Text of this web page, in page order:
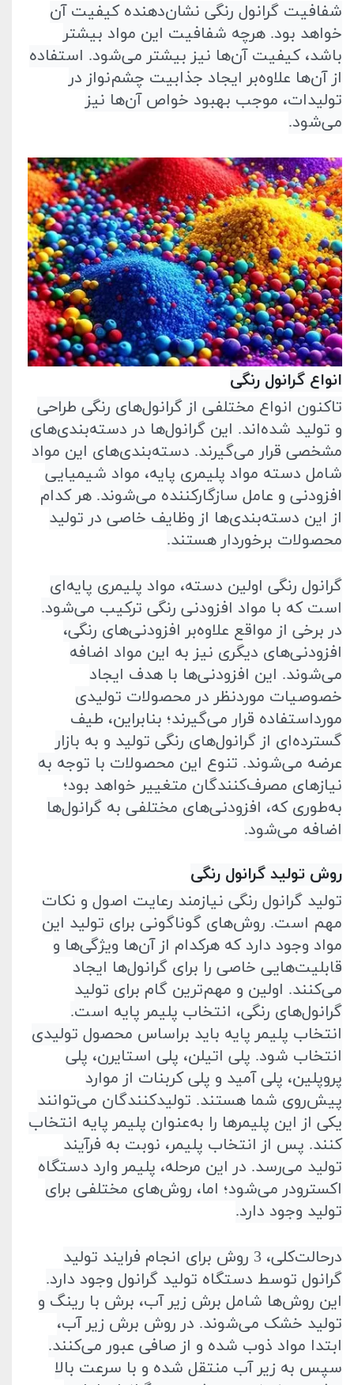
شفافیت گرانول رنگی نشان‌دهنده کیفیت آن
خواهد بود. هر‌چه شفافیت این مواد بیشتر
باشد، کیفیت آن‌ها نیز بیشتر می‌شود. استفاده
از آن‌ها علاوه‌بر ایجاد جذابیت چشم‌نواز در
تولیدات، موجب بهبود خواص آن‌ها نیز
می‌شود.
انواع گرانول رنگی
تا‌کنون انواع مختلفی از گرانول‌های رنگی طراحی
و تولید شده‌اند. این گرانول‌ها در دسته‌بندی‌های
مشخصی قرار می‌گیرند. دسته‌بندی‌های این مواد
شامل دسته مواد پلیمری پایه، مواد شیمیایی
افزودنی و عامل سازگار‌کننده می‌شوند. هر‌ کدام
از این دسته‌بندی‌ها از وظایف خاصی در تولید
محصولات برخوردار هستند.
گرانول رنگی اولین دسته، مواد پلیمری پایه‌ای
است که با مواد افزودنی رنگی ترکیب می‌شود.
در برخی از مواقع علاوه‌بر افزودنی‌های رنگی،
افزودنی‌های دیگری نیز به این مواد اضافه
می‌شوند. این افزودنی‌ها با هدف ایجاد
خصوصیات مورد‌نظر در محصولات تولیدی
مورد‌استفاده قرار می‌گیرند؛ بنابراین، طیف
گسترده‌ای از گرانول‌های رنگی تولید و به بازار
عرضه می‌شوند. تنوع این محصولات با توجه به
نیاز‌های مصرف‌کنندگان متغییر خواهد بود؛
به‌طوری که، افزودنی‌های مختلفی به گرانول‌ها
اضافه می‌شود.
روش تولید گرانول رنگی
تولید گرانول رنگی نیازمند رعایت اصول و نکات
مهم است. روش‌های گوناگونی برای تولید این
مواد وجود دارد که هر‌کدام از آن‌ها ویژگی‌ها و
قابلیت‌هایی خاصی را برای گرانول‌ها ایجاد
می‌کنند. اولین و مهم‌ترین گام برای تولید
گرانول‌های رنگی، انتخاب پلیمر پایه است.
انتخاب پلیمر پایه باید بر‌اساس محصول تولیدی
انتخاب شود. پلی اتیلن، پلی استایرن، پلی
پروپلین، پلی آمید و پلی کربنات از موارد
پیش‌روی شما هستند. تولید‌کنندگان می‌توانند
یکی از این پلیمر‌ها را به‌عنوان پلیمر پایه انتخاب
کنند. پس از انتخاب پلیمر، نوبت به فرآیند
تولید می‌رسد. در این مرحله، پلیمر وارد دستگاه
اکسترودر می‌شود؛ اما، روش‌های مختلفی برای
تولید وجود دارد.
در‌حالت‌کلی، 3 روش برای انجام فرایند تولید
گرانول توسط دستگاه تولید گرانول وجود دارد.
این روش‌ها شامل برش زیر آب، برش با رینگ و
تولید خشک می‌شوند. در روش برش زیر آب،
ابتدا مواد ذوب شده و از صافی عبور می‌کنند.
سپس به زیر آب منتقل شده و با سرعت بالا